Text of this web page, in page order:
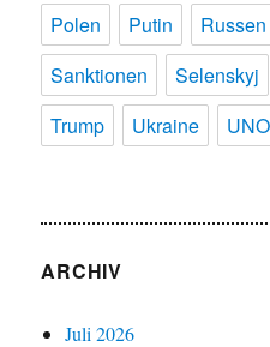
Polen
Putin Russen
Sanktionen
Selenskyj
Trump
Ukraine UNO
ARCHIV
Juli 2026